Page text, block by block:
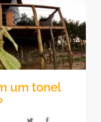
um tonel